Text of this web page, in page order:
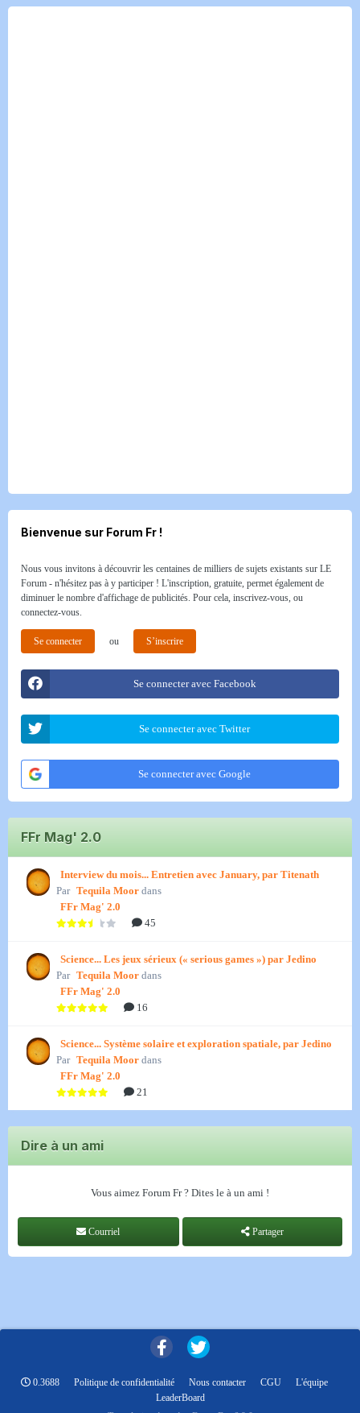
Bienvenue sur Forum Fr !
Nous vous invitons à découvrir les centaines de milliers de sujets existants sur LE
Forum - n'hésitez pas à y participer ! L'inscription, gratuite, permet également de
diminuer le nombre d'affichage de publicités. Pour cela, inscrivez-vous, ou
connectez-vous.
Se connecter ou S’inscrire
Se connecter avec Facebook
Se connecter avec Twitter
Se connecter avec Google
FFr Mag' 2.0
Interview du mois... Entretien avec January, par Titenath
Par Tequila Moor dans
FFr Mag' 2.0
45
Science... Les jeux sérieux (« serious games ») par Jedino
Par Tequila Moor dans
FFr Mag' 2.0
16
Science... Système solaire et exploration spatiale, par Jedino
Par Tequila Moor dans
FFr Mag' 2.0
21
Dire à un ami
Vous aimez Forum Fr ? Dites le à un ami !
Courriel Partager
0.3688 Politique de confidentialité Nous contacter CGU
L'équipe
LeaderBoard